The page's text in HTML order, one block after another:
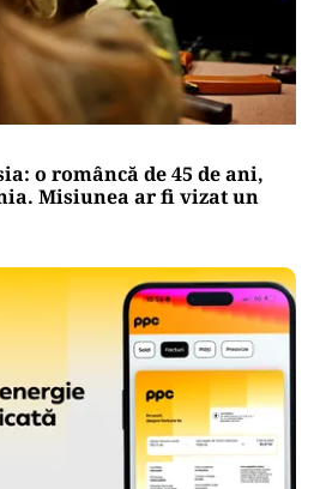
o româncă de 45 de ani,
Misiunea ar fi vizat un